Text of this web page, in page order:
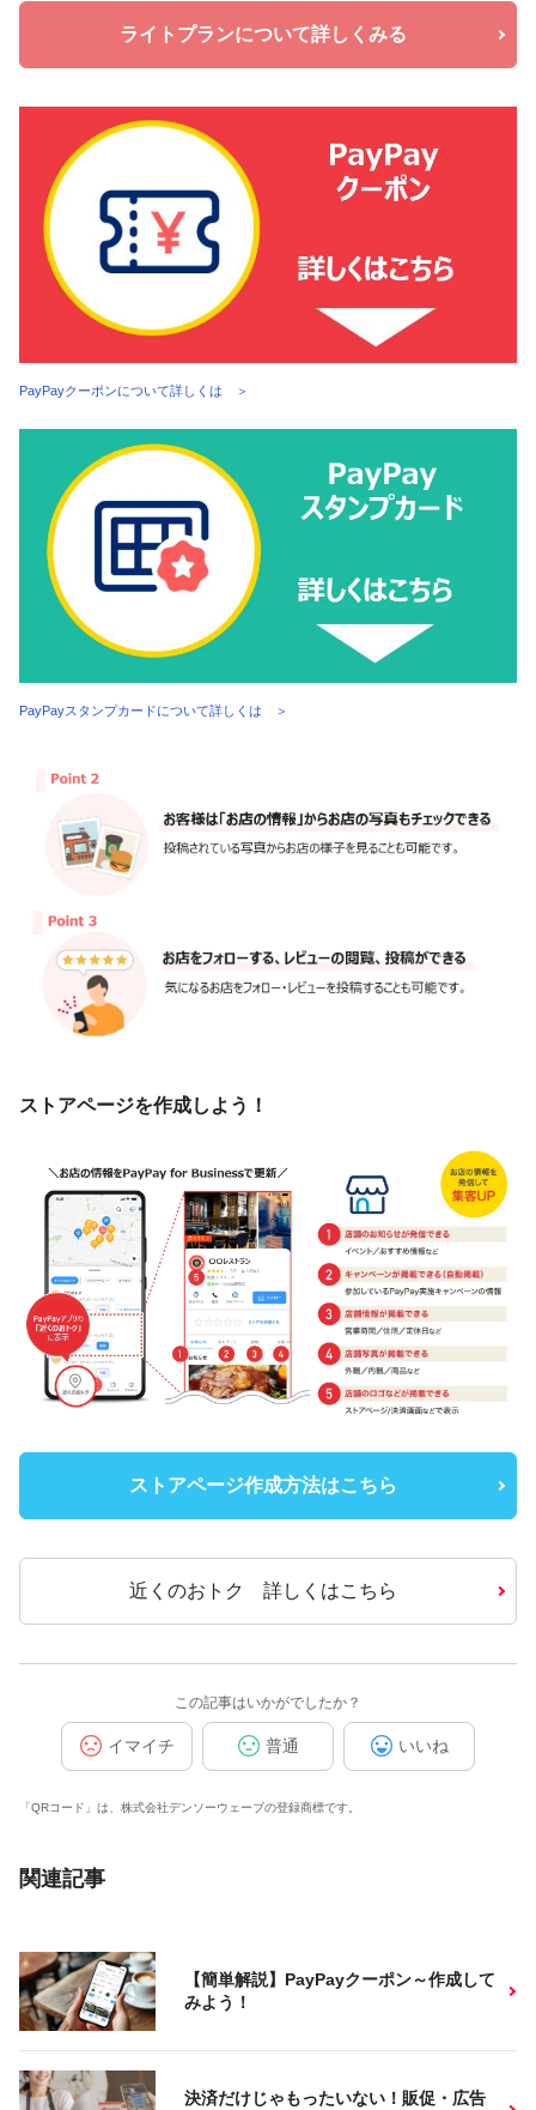
ライトプランについて詳しくみる
PayPayクーポンについて詳しくは ＞
PayPayスタンプカードについて詳しくは ＞
ストアページを作成しよう！
ストアページ作成方法はこちら
近くのおトク 詳しくはこちら
この記事はいかがでしたか？
イマイチ 普通 いいね
「QRコード」は、株式会社デンソーウェーブの登録商標です。
関連記事
【簡単解説】PayPayクーポン～作成して
みよう！
決済だけじゃもったいない！販促・広告